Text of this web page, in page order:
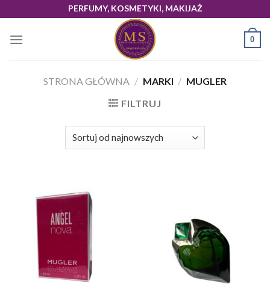
to
content
PERFUMY, KOSMETYKI, MAKIJAŻ
0
STRONA GŁÓWNA / MARKI / MUGLER
FILTRUJ